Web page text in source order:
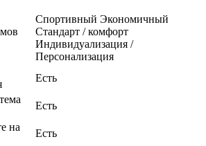
Спортивный Экономичный
Стандарт / комфорт
Индивидуализация /
Персонализация
Есть
Есть
на
Есть